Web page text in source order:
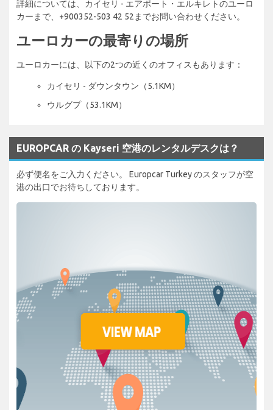
詳細については、カイセリ - エアポート・エルキレトのユーロ
カーまで、+900352-503 42 52までお問い合わせください。
ユーロカーの最寄りの場所
ユーロカーには、以下の2つの近くのオフィスもあります：
カイセリ - ダウンタウン（5.1KM）
ウルグプ（53.1KM）
EUROPCAR の Kayseri 空港のレンタルデスクは？
必ず便名をご入力ください。 Europcar Turkey のスタッフが空
港の出口でお待ちしております。